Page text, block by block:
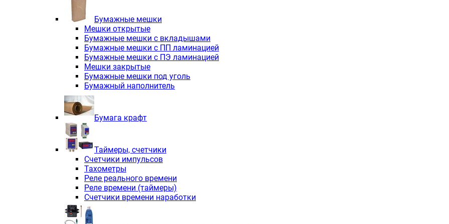
Электродвигатели асинхронные трёхфазные с тормозом INNOVARI
Электродвигатели асинхронные трёхфазные взрывозащищенные INNOVARI
Трехфазные асинхронные электродвигатели INNORED
Независимая вентиляция INNORED
Взрывозащищенная независимая вентиляция INNOVARI
Одноступенчатые цилиндрические редукторы INNORED
Экономичные червячные редукторы INNORED в квадратном корпусе
Компактные мотор-редукторы INNORED
Компактные мотор-редукторы INNORED MC
Вибраторы INNORED
Вариаторы INNORED
Бумажные мешки
Мешки открытые
Бумажные мешки с вкладышами
Бумажные мешки с ПП ламинацией
Бумажные мешки с ПЭ ламинацией
Мешки закрытые
Бумажные мешки под уголь
Бумажный наполнитель
Бумага крафт
Таймеры, счетчики
Счетчики импульсов
Тахометры
Реле реального времени
Реле времени (таймеры)
Счетчики времени наработки